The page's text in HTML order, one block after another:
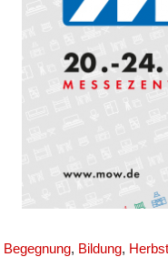
Begegnung, Bildung,